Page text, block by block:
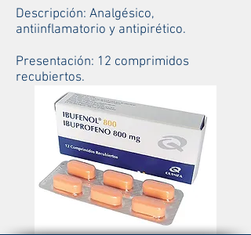
Descripción: Analgésico,
antiinflamatorio y antipirético.
Presentación: 12 comprimidos
recubiertos.